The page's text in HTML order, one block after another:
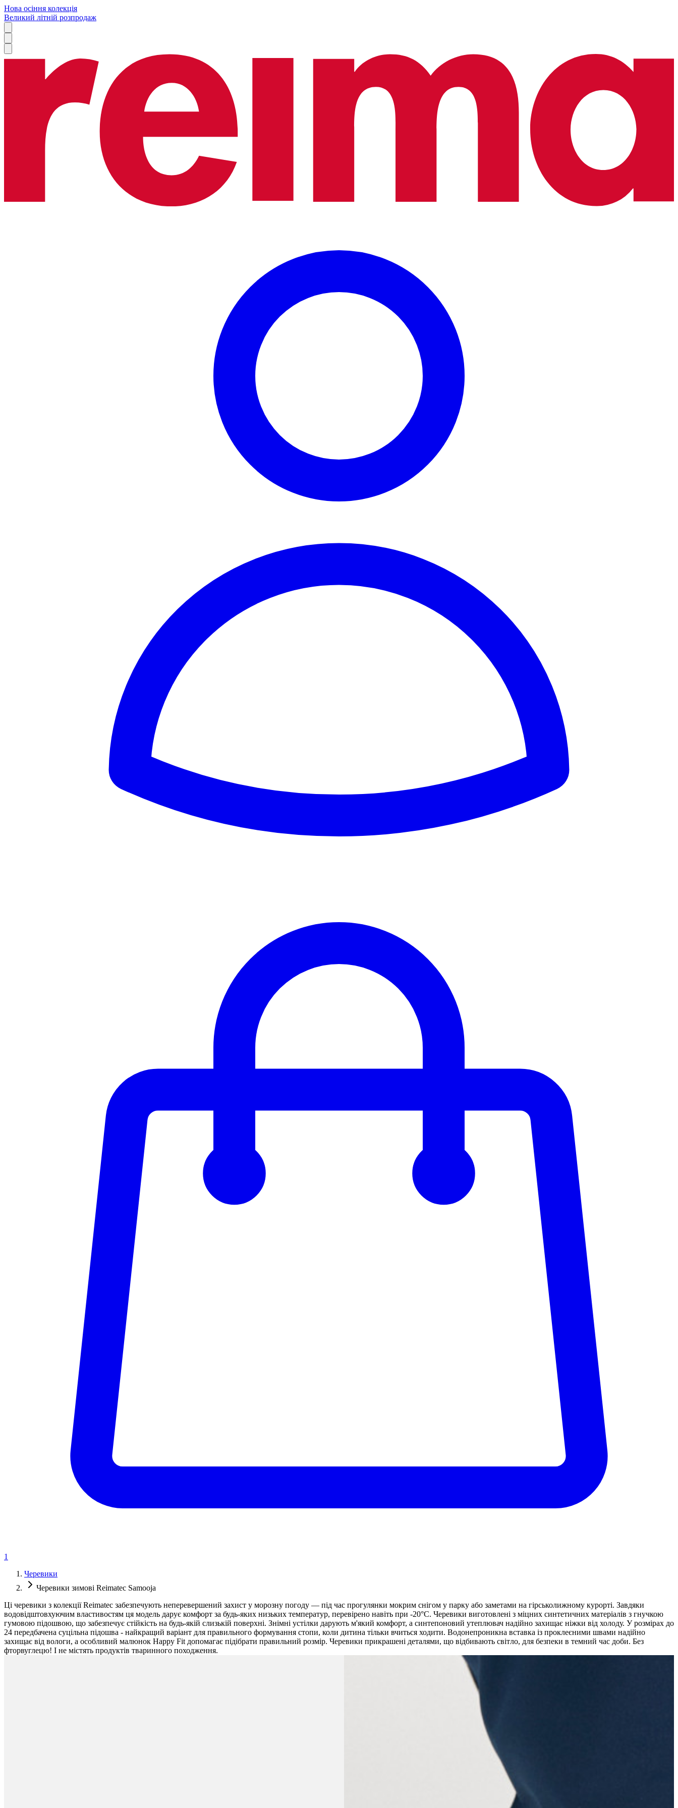
Нова осіння колекція
Великий літній розпродаж
1
Черевики
Черевики зимові Reimatec Samooja
Ці черевики з колекції Reimatec забезпечують неперевершений захист у морозну погоду — під час прогулянки мокрим снігом у парку або заметами на гірськолижному курорті. Завдяки
водовідштовхуючим властивостям ця модель дарує комфорт за будь-яких низьких температур, перевірено навіть при -20°C. Черевики виготовлені з міцних синтетичних матеріалів з гнучкою
гумовою підошвою, що забезпечує стійкість на будь-якій слизькій поверхні. Знімні устілки дарують м'який комфорт, а синтепоновий утеплювач надійно захищає ніжки від холоду. У розмірах до
24 передбачена суцільна підошва - найкращий варіант для правильного формування стопи, коли дитина тільки вчиться ходити. Водонепроникна вставка із проклеєними швами надійно
захищає від вологи, а особливий малюнок Happy Fit допомагає підібрати правильний розмір. Черевики прикрашені деталями, що відбивають світло, для безпеки в темний час доби. Без
фторвуглецю! І не містять продуктів тваринного походження.